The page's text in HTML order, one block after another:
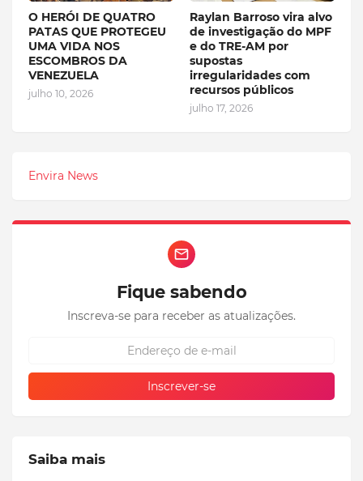
O HERÓI DE QUATRO
PATAS QUE PROTEGEU
UMA VIDA NOS
ESCOMBROS DA
VENEZUELA
julho 10, 2026
Raylan Barroso vira alvo
de investigação do MPF
e do TRE-AM por
supostas
irregularidades com
recursos públicos
julho 17, 2026
Envira News
Fique sabendo
Inscreva-se para receber as atualizações.
Saiba mais